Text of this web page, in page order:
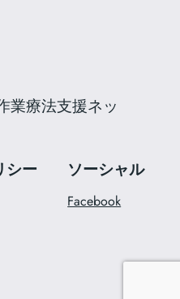
業療法支援ネッ
シー ソーシャル
Facebook